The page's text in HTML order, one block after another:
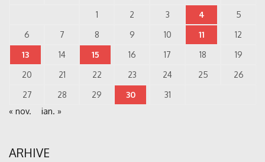
1
2 3 4
5
6
7 8 9 10 11
12
13
14 15 16 17 18
19
20
21 22 23 24 25
26
27
28 29 30
31
« nov.
ian. »
ARHIVE